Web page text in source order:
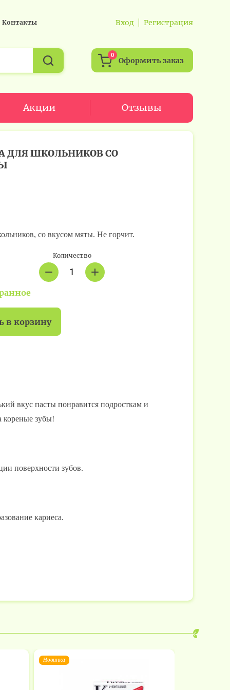
Контакты Вход Регистрация
0
Оформить заказ
Акции Отзывы
ДЛЯ ШКОЛЬНИКОВ СО
со вкусом мяты. Не горчит.
Количество
в корзину
вкус пасты понравится подросткам и
кореные зубы!
поверхности зубов.
кариеса.
Новинка